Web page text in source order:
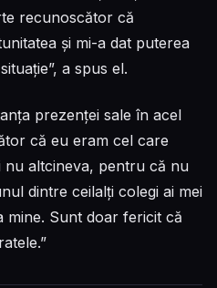
recunoscător că
și mi-a dat puterea
a spus el.
prezenței sale în acel
că eu eram cel care
altcineva, pentru că nu
dintre ceilalți colegi ai mei
Sunt doar fericit că